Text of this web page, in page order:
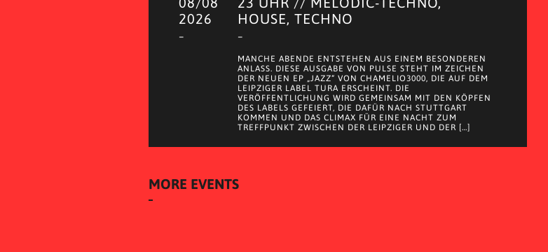
2026
–
HOUSE, TECHNO
–
MANCHE ABENDE ENTSTEHEN AUS EINEM BESONDEREN
ANLASS. DIESE AUSGABE VON PULSE STEHT IM ZEICHEN
DER NEUEN EP „JAZZ“ VON CHAMELIO3000, DIE AUF DEM
LEIPZIGER LABEL TURA ERSCHEINT. DIE
VERÖFFENTLICHUNG WIRD GEMEINSAM MIT DEN KÖPFEN
DES LABELS GEFEIERT, DIE DAFÜR NACH STUTTGART
KOMMEN UND DAS CLIMAX FÜR EINE NACHT ZUM
TREFFPUNKT ZWISCHEN DER LEIPZIGER UND DER […]
MORE EVENTS